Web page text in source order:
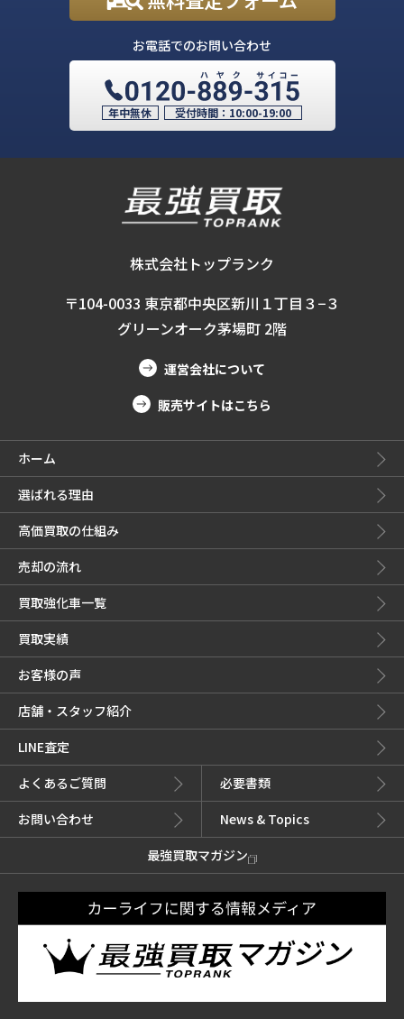
お電話でのお問い合わせ
年中無休 受付時間： 10:00-19:00
株式会社トップランク
〒104-0033 東京都中央区新川１丁目３−３
グリーンオーク茅場町 2階
運営会社について
販売サイトはこちら
ホーム
選ばれる理由
高価買取の仕組み
売却の流れ
買取強化車一覧
買取実績
お客様の声
店舗・スタッフ紹介
LINE査定
よくあるご質問
必要書類
お問い合わせ
News & Topics
最強買取マガジン